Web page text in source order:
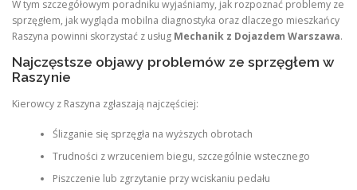
W tym szczegółowym poradniku wyjaśniamy, jak rozpoznać problemy ze
sprzęgłem, jak wygląda mobilna diagnostyka oraz dlaczego mieszkańcy
Raszyna powinni skorzystać z usług Mechanik z Dojazdem Warszawa.
Najczęstsze objawy problemów ze sprzęgłem w
Raszynie
Kierowcy z Raszyna zgłaszają najczęściej:
Ślizganie się sprzęgła na wyższych obrotach
Trudności z wrzuceniem biegu, szczególnie wstecznego
Piszczenie lub zgrzytanie przy wciskaniu pedału